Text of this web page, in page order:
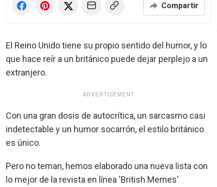
Compartir
El Reino Unido tiene su propio sentido del humor, y lo
que hace reír a un británico puede dejar perplejo a un
extranjero.
ADVERTISEMENT
Con una gran dosis de autocrítica, un sarcasmo casi
indetectable y un humor socarrón, el estilo británico
es único.
Pero no teman, hemos elaborado una nueva lista con
lo mejor de la revista en línea 'British Memes'